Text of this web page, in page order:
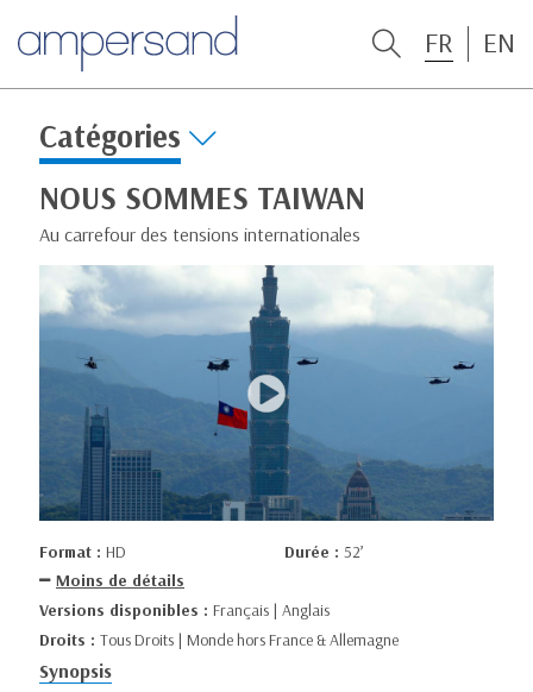
FR EN
Catégories
NOUS SOMMES TAIWAN
Au carrefour des tensions internationales
Format : HD Durée : 52’
Moins de détails
Versions disponibles : Français | Anglais
Droits : Tous Droits | Monde hors France & Allemagne
Synopsis